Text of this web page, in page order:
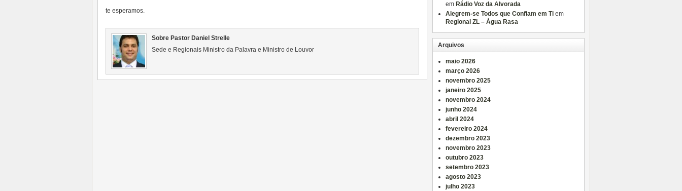
te esperamos.
Sobre Pastor Daniel Strelle
Sede e Regionais Ministro da Palavra e Ministro de Louvor
em Rádio Voz da Alvorada
Alegrem-se Todos que Confiam em Ti em
Regional ZL – Água Rasa
Arquivos
maio 2026
março 2026
novembro 2025
janeiro 2025
novembro 2024
junho 2024
abril 2024
fevereiro 2024
dezembro 2023
novembro 2023
outubro 2023
setembro 2023
agosto 2023
julho 2023